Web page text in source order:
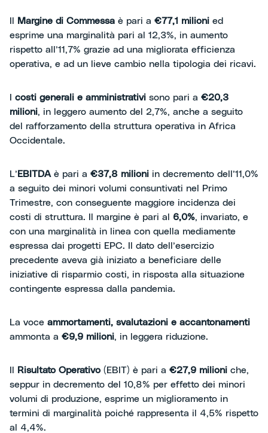
Margine di Commessa è pari a €77,1 milioni ed
esprime una marginalità pari al 12,3%, in aumento
rispetto all’11,7% grazie ad una migliorata efficienza
operativa, e ad un lieve cambio nella tipologia dei ricavi.
costi generali e amministrativi sono pari a €20,3
milioni, in leggero aumento del 2,7%, anche a seguito
del rafforzamento della struttura operativa in Africa
Occidentale.
L’ EBITDA è pari a €37,8 milioni in decremento dell’11,0%
a seguito dei minori volumi consuntivati nel Primo
Trimestre, con conseguente maggiore incidenza dei
costi di struttura. Il margine è pari al 6,0%, invariato, e
con una marginalità in linea con quella mediamente
espressa dai progetti EPC. Il dato dell’esercizio
precedente aveva già iniziato a beneficiare delle
iniziative di risparmio costi, in risposta alla situazione
contingente espressa dalla pandemia.
La voce ammortamenti, svalutazioni e accantonamenti
ammonta a €9,9 milioni, in leggera riduzione.
Risultato Operativo (EBIT) è pari a €27,9 milioni che,
seppur in decremento del 10,8% per effetto dei minori
volumi di produzione, esprime un miglioramento in
termini di marginalità poiché rappresenta il 4,5% rispetto
al 4,4%.